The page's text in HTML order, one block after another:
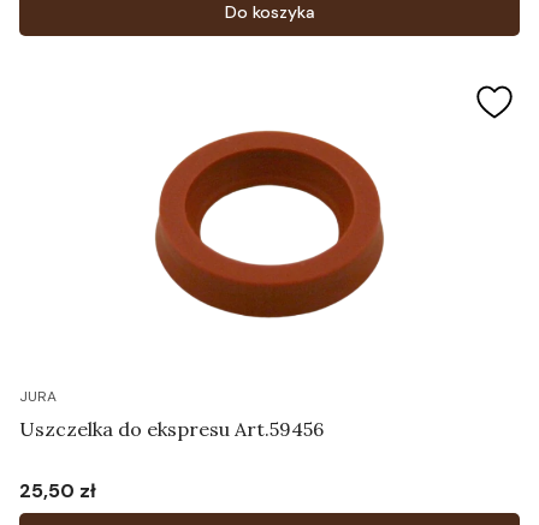
Do koszyka
JURA
Uszczelka do ekspresu Art.59456
Cena
25,50 zł